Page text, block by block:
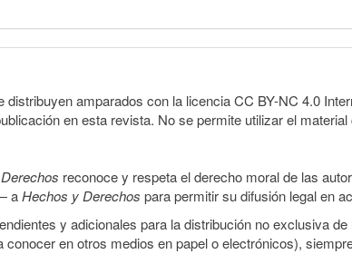
distribuyen amparados con la licencia CC BY-NC 4.0
en esta revista. No se permite utilizar el
reconoce y respeta el derecho moral de las
aHechos y Derechos para permitir su difusión legal en
y adicionales para la distribución no exclusiva
en otros medios en papel o electrónicos),